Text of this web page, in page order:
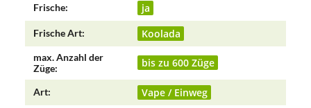
Frische: ja
Frische Art: Koolada
max. Anzahl der
Züge:
bis zu 600 Züge
Art: Vape / Einweg